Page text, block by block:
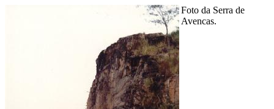
Foto da Serra de
Avencas.